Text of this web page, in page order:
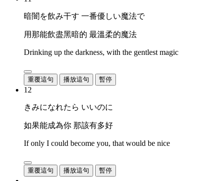
暗闇を飲み干す 一番優しい魔法で
用那能飲盡黑暗的 最溫柔的魔法
Drinking up the darkness, with the gentlest magic
重覆這句 播放這句 暫停
12
きみになれたら いいのに
如果能成為你 那該有多好
If only I could become you, that would be nice
重覆這句 播放這句 暫停